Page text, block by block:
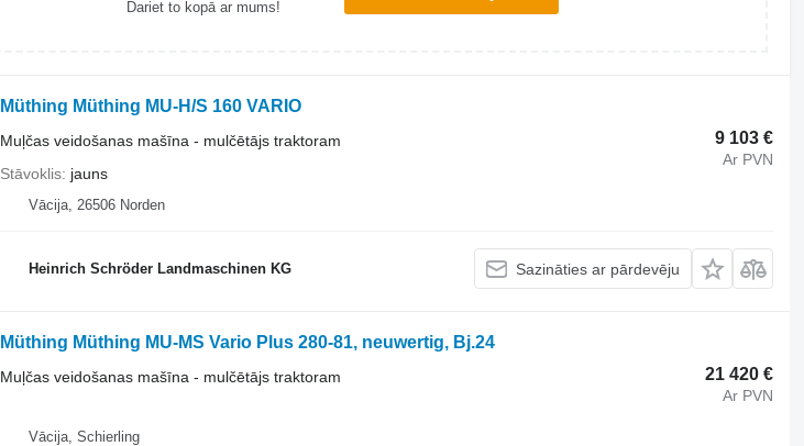
Dariet to kopā ar mums!
Müthing Müthing MU-H/S 160 VARIO
9 103 €
Ar PVN
Muļčas veidošanas mašīna - mulčētājs traktoram
Stāvoklis jauns
Vācija, 26506 Norden
Heinrich Schröder Landmaschinen KG Sazināties ar pārdevēju
Müthing Müthing MU-MS Vario Plus 280-81, neuwertig, Bj.24
21 420 €
Ar PVN
Muļčas veidošanas mašīna - mulčētājs traktoram
Vācija, Schierling